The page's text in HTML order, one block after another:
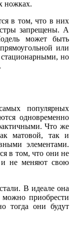
ножках.
в том, что в них
запрещены. А
может быть
или
но
популярных
одновременно
Что же
матовой, так и
элементами.
в том, что они не
и не меняют свою
В идеале она
приобрести
тогда они будут